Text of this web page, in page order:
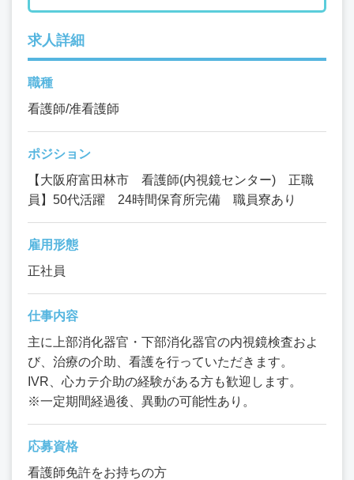
求人詳細
職種
看護師/准看護師
ポジション
【大阪府富田林市 看護師(内視鏡センター) 正職
員】50代活躍 24時間保育所完備 職員寮あり
雇用形態
正社員
仕事内容
主に上部消化器官・下部消化器官の内視鏡検査およ
び、治療の介助、看護を行っていただきます。
IVR、心カテ介助の経験がある方も歓迎します。
※一定期間経過後、異動の可能性あり。
応募資格
看護師免許をお持ちの方